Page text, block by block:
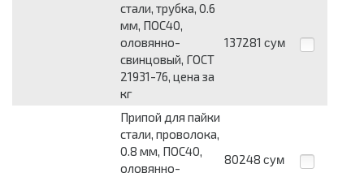
стали, трубка, 0.6
мм, ПОС40,
оловянно-
свинцовый, ГОСТ
21931-76, цена за
кг
137281 сум
Припой для пайки
стали, проволока,
0.8 мм, ПОС40,
оловянно-
80248 сум